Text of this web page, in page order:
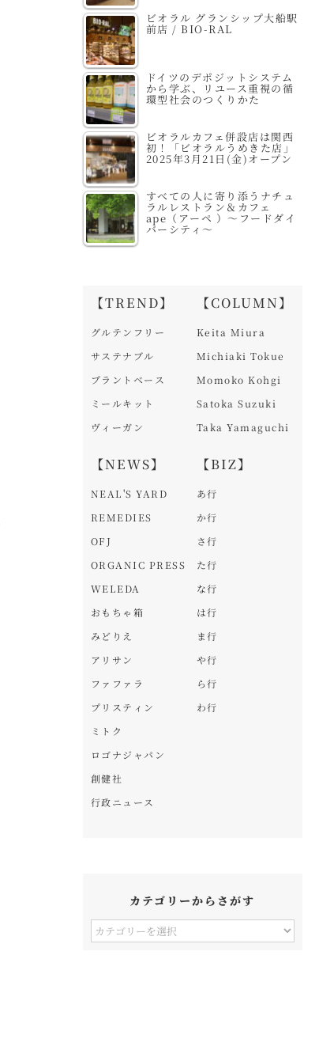
ビオラル グランシップ大船駅
前店 / BIO-RAL
ドイツのデポジットシステム
から学ぶ、リユース重視の循
環型社会のつくりかた
ビオラルカフェ併設店は関西
初！「ビオラルうめきた店」
2025年3月21日(金)オープン
すべての人に寄り添うナチュ
ラルレストラン＆カフェ
ape（アーペ ）～フードダイ
バーシティ～
【TREND】
グルテンフリー
サステナブル
プラントベース
ミールキット
ヴィーガン
【NEWS】
NEAL'S YARD
REMEDIES
OFJ
ORGANIC PRESS
WELEDA
おもちゃ箱
みどりえ
アリサン
ファファラ
プリスティン
ミトク
ロゴナジャパン
創健社
行政ニュース
【COLUMN】
Keita Miura
Michiaki Tokue
Momoko Kohgi
Satoka Suzuki
Taka Yamaguchi
【BIZ】
あ行
か行
さ行
た行
な行
は行
ま行
や行
ら行
わ行
カテゴリーからさがす
カ